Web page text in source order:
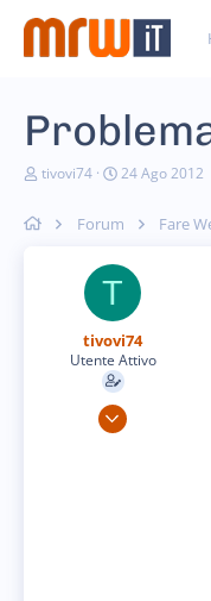
C
a
tivovi74
D
a
i
i
i
z
i
o
24 Ago 2012
Forum Fare
T
tivovi74
Utente Attivo
31 Gen 2012